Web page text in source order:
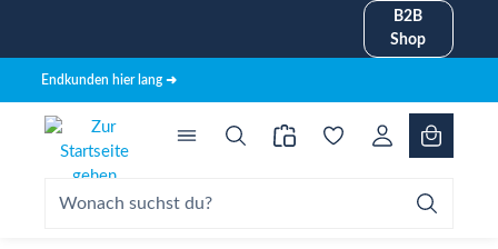
B2B
Shop
Endkunden hier lang ➜